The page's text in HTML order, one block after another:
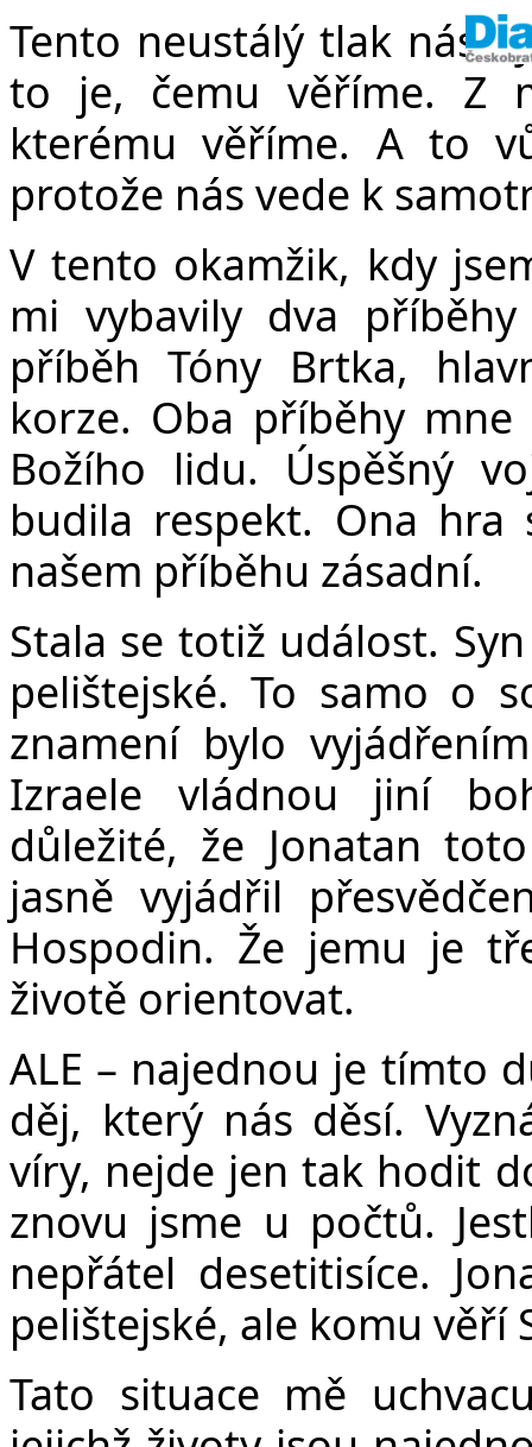
Tento neustálý tlak nás
to je, čemu věříme. Z
kterému věříme. A to
protože nás vede k
V tento okamžik, kdy
mi vybavily dva
příběh Tóny Brtka,
korze. Oba příběhy
Božího lidu. Úspěšný
budila respekt. Ona
našem příběhu zásadní.
Stala se totiž událost.
pelištejské. To samo o
znamení bylo
Izraele vládnou jiní
důležité, že Jonatan
jasně vyjádřil
Hospodin. Že jemu je
životě orientovat.
ALE – najednou je tímto
děj, který nás děsí.
víry, nejde jen tak hodit
znovu jsme u počtů.
nepřátel desetitisíce.
pelištejské, ale komu věří
Tato situace mě